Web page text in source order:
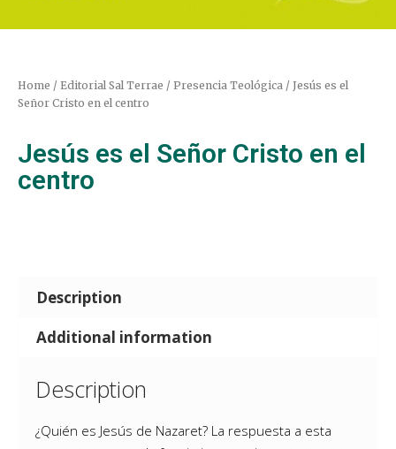
Home / Editorial Sal Terrae / Presencia Teológica / Jesús es el
Señor Cristo en el centro
Jesús es el Señor Cristo en el
centro
Description
Additional information
Description
¿Quién es Jesús de Nazaret? La respuesta a esta